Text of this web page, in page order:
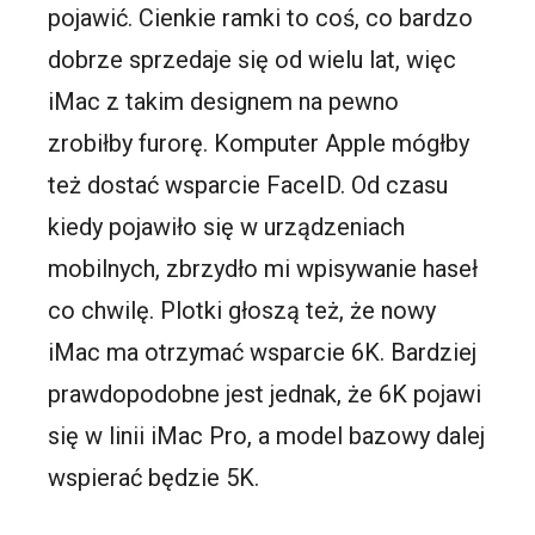
pojawić. Cienkie ramki to coś, co bardzo
dobrze sprzedaje się od wielu lat, więc
iMac z takim designem na pewno
zrobiłby furorę. Komputer Apple mógłby
też dostać wsparcie FaceID. Od czasu
kiedy pojawiło się w urządzeniach
mobilnych, zbrzydło mi wpisywanie haseł
co chwilę. Plotki głoszą też, że nowy
iMac ma otrzymać wsparcie 6K. Bardziej
prawdopodobne jest jednak, że 6K pojawi
się w linii iMac Pro, a model bazowy dalej
wspierać będzie 5K.